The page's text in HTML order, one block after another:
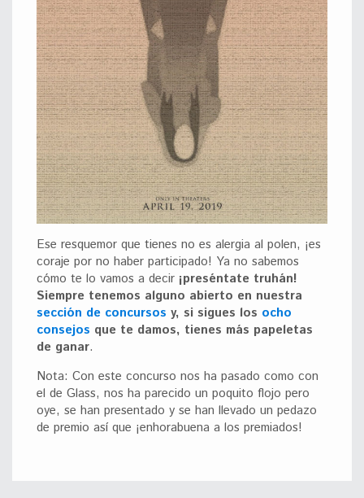
Ese resquemor que tienes no es alergia al polen, ¡es
coraje por no haber participado! Ya no sabemos
cómo te lo vamos a decir ¡preséntate truhán!
Siempre tenemos alguno abierto en nuestra
sección de concursos y, si sigues los ocho
consejos que te damos, tienes más papeletas
de ganar.
Nota: Con este concurso nos ha pasado como con
el de Glass, nos ha parecido un poquito flojo pero
oye, se han presentado y se han llevado un pedazo
de premio así que ¡enhorabuena a los premiados!